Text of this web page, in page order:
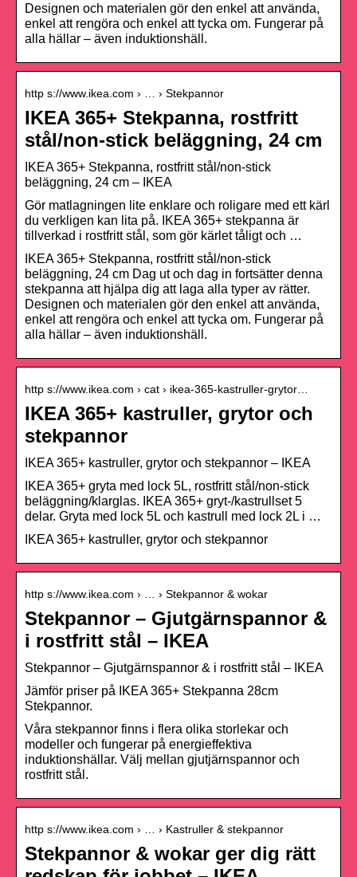
Designen och materialen gör den enkel att använda,
enkel att rengöra och enkel att tycka om. Fungerar på
alla hällar – även induktionshäll.
http s://www.ikea.com › … › Stekpannor
IKEA 365+ Stekpanna, rostfritt
stål/non-stick beläggning, 24 cm
IKEA 365+ Stekpanna, rostfritt stål/non-stick
beläggning, 24 cm – IKEA
Gör matlagningen lite enklare och roligare med ett kärl
du verkligen kan lita på. IKEA 365+ stekpanna är
tillverkad i rostfritt stål, som gör kärlet tåligt och …
IKEA 365+ Stekpanna, rostfritt stål/non-stick
beläggning, 24 cm Dag ut och dag in fortsätter denna
stekpanna att hjälpa dig att laga alla typer av rätter.
Designen och materialen gör den enkel att använda,
enkel att rengöra och enkel att tycka om. Fungerar på
alla hällar – även induktionshäll.
http s://www.ikea.com › cat › ikea-365-kastruller-grytor…
IKEA 365+ kastruller, grytor och
stekpannor
IKEA 365+ kastruller, grytor och stekpannor – IKEA
IKEA 365+ gryta med lock 5L, rostfritt stål/non-stick
beläggning/klarglas. IKEA 365+ gryt-/kastrullset 5
delar. Gryta med lock 5L och kastrull med lock 2L i …
IKEA 365+ kastruller, grytor och stekpannor
http s://www.ikea.com › … › Stekpannor & wokar
Stekpannor – Gjutgärnspannor &
i rostfritt stål – IKEA
Stekpannor – Gjutgärnspannor & i rostfritt stål – IKEA
Jämför priser på IKEA 365+ Stekpanna 28cm
Stekpannor.
Våra stekpannor finns i flera olika storlekar och
modeller och fungerar på energieffektiva
induktionshällar. Välj mellan gjutjärnspannor och
rostfritt stål.
http s://www.ikea.com › … › Kastruller & stekpannor
Stekpannor & wokar ger dig rätt